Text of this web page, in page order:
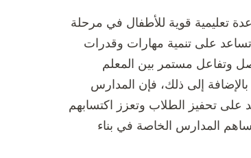
تعليمية قوية للأطفال في مرحلة
على تنمية مهارات وقدرات
وتفاعل مستمر بين المعلم
إلى ذلك، فإن المدارس
تحفيز الطلاب وتعزز اكتسابهم
المدارس الخاصة في بناء